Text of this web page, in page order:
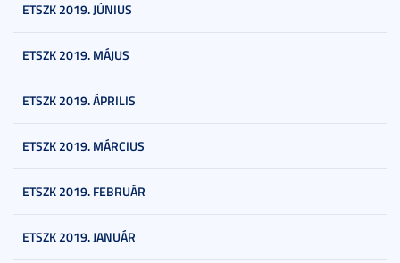
ETSZK 2019. JÚNIUS
ETSZK 2019. MÁJUS
ETSZK 2019. ÁPRILIS
ETSZK 2019. MÁRCIUS
ETSZK 2019. FEBRUÁR
ETSZK 2019. JANUÁR